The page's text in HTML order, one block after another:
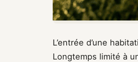
L’entrée d’une
Longtemps limité à